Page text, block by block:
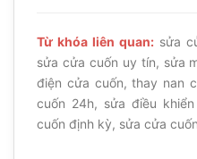
Từ khóa liên quan: sửa
sửa cửa cuốn uy tín, sửa
điện cửa cuốn, thay nan
cuốn 24h, sửa điều
cuốn định kỳ, sửa cửa